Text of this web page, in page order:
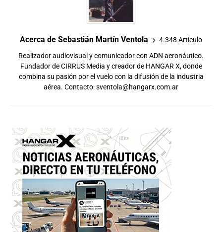
Acerca de Sebastián Martín Ventola 4.348 Artículo
Realizador audiovisual y comunicador con ADN aeronáutico.
Fundador de CIRRUS Media y creador de HANGAR X, donde
combina su pasión por el vuelo con la difusión de la industria
aérea. Contacto:sventola@hangarx.com.ar